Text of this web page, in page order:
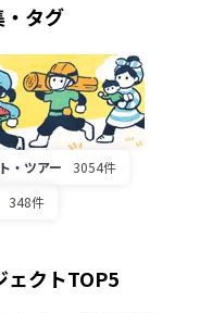
タグ
・ツアー
3054件
348件
ェクトTOP5